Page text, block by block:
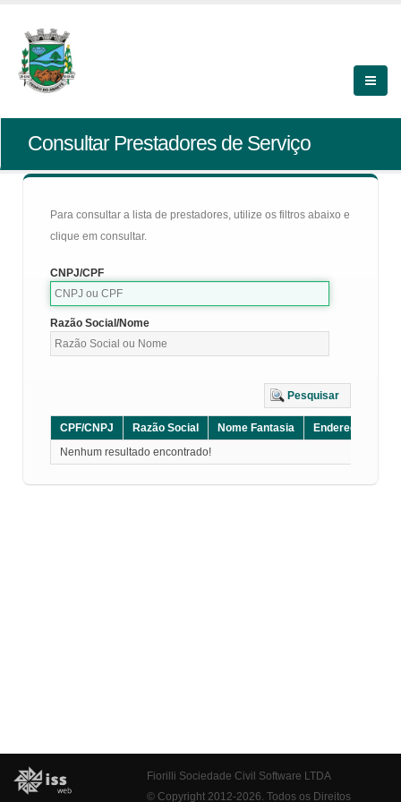
Consultar Prestadores de Serviço
Para consultar a lista de prestadores, utilize os filtros abaixo e
clique em consultar.
CNPJ/CPF
Razão Social/Nome
Pesquisar
CPF/CNPJ Razão Social Nome Fantasia Endereço
Nenhum resultado encontrado!
Fiorilli Sociedade Civil Software LTDA
© Copyright 2012-2026. Todos os Direitos